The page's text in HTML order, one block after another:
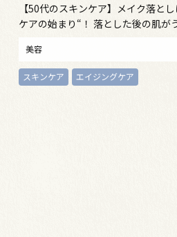
【50代のスキンケア】メイク落と
ケアの始まり“！ 落とした後の肌が
美容
スキンケア エイジングケア